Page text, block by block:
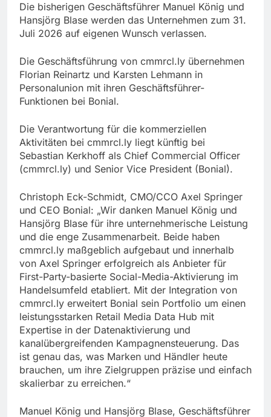
Die bisherigen Geschäftsführer Manuel König und
Hansjörg Blase werden das Unternehmen zum 31.
Juli 2026 auf eigenen Wunsch verlassen.
Die Geschäftsführung von cmmrcl.ly übernehmen
Florian Reinartz und Karsten Lehmann in
Personalunion mit ihren Geschäftsführer-
Funktionen bei Bonial.
Die Verantwortung für die kommerziellen
Aktivitäten bei cmmrcl.ly liegt künftig bei
Sebastian Kerkhoff als Chief Commercial Officer
(cmmrcl.ly) und Senior Vice President (Bonial).
Christoph Eck-Schmidt, CMO/CCO Axel Springer
und CEO Bonial: „Wir danken Manuel König und
Hansjörg Blase für ihre unternehmerische Leistung
und die enge Zusammenarbeit. Beide haben
cmmrcl.ly maßgeblich aufgebaut und innerhalb
von Axel Springer erfolgreich als Anbieter für
First-Party-basierte Social-Media-Aktivierung im
Handelsumfeld etabliert. Mit der Integration von
cmmrcl.ly erweitert Bonial sein Portfolio um einen
leistungsstarken Retail Media Data Hub mit
Expertise in der Datenaktivierung und
kanalübergreifenden Kampagnensteuerung. Das
ist genau das, was Marken und Händler heute
brauchen, um ihre Zielgruppen präzise und einfach
skalierbar zu erreichen.“
Manuel König und Hansjörg Blase, Geschäftsführer